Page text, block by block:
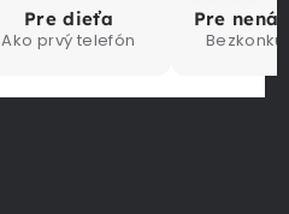
Pre dieťa
Ako prvý telefón
Pre